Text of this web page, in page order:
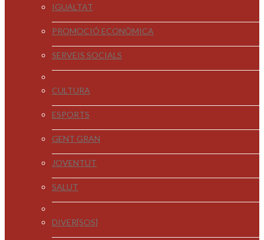
IGUALTAT
PROMOCIÓ ECONÒMICA
SERVEIS SOCIALS
CULTURA
ESPORTS
GENT GRAN
JOVENTUT
SALUT
DIVER[SOS]